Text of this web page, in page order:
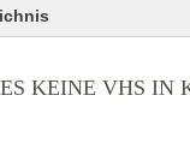
TippsKEINE VHS IN